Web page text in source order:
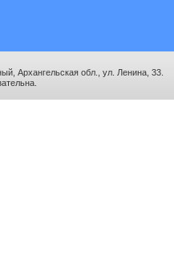
Архангельская обл., ул. Ленина, 33.